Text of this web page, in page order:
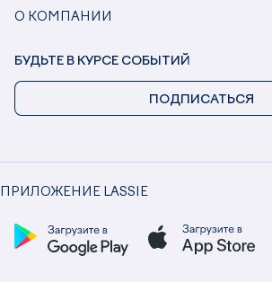
О КОМПАНИИ
ПРИЛОЖЕНИЕ LASSIE
БУДЬТЕ В КУРСЕ СОБЫТИЙ
ПОДПИСАТЬСЯ